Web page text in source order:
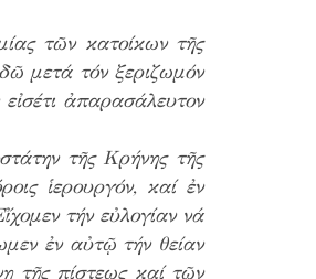
τῶν κατοίκων τῆς
μετά τόν ξεριζωμόν
ἀπαρασάλευτον
τῆς Κρήνης τῆς
ἱερουργόν, καί ἐν
τήν εὐλογίαν νά
ἐν αὐτῷ τήν θείαν
τῆς πίστεως καί τῶν